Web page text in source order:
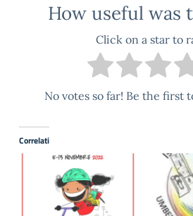
How useful was
Click on a star to
No votes so far! Be the first
Correlati